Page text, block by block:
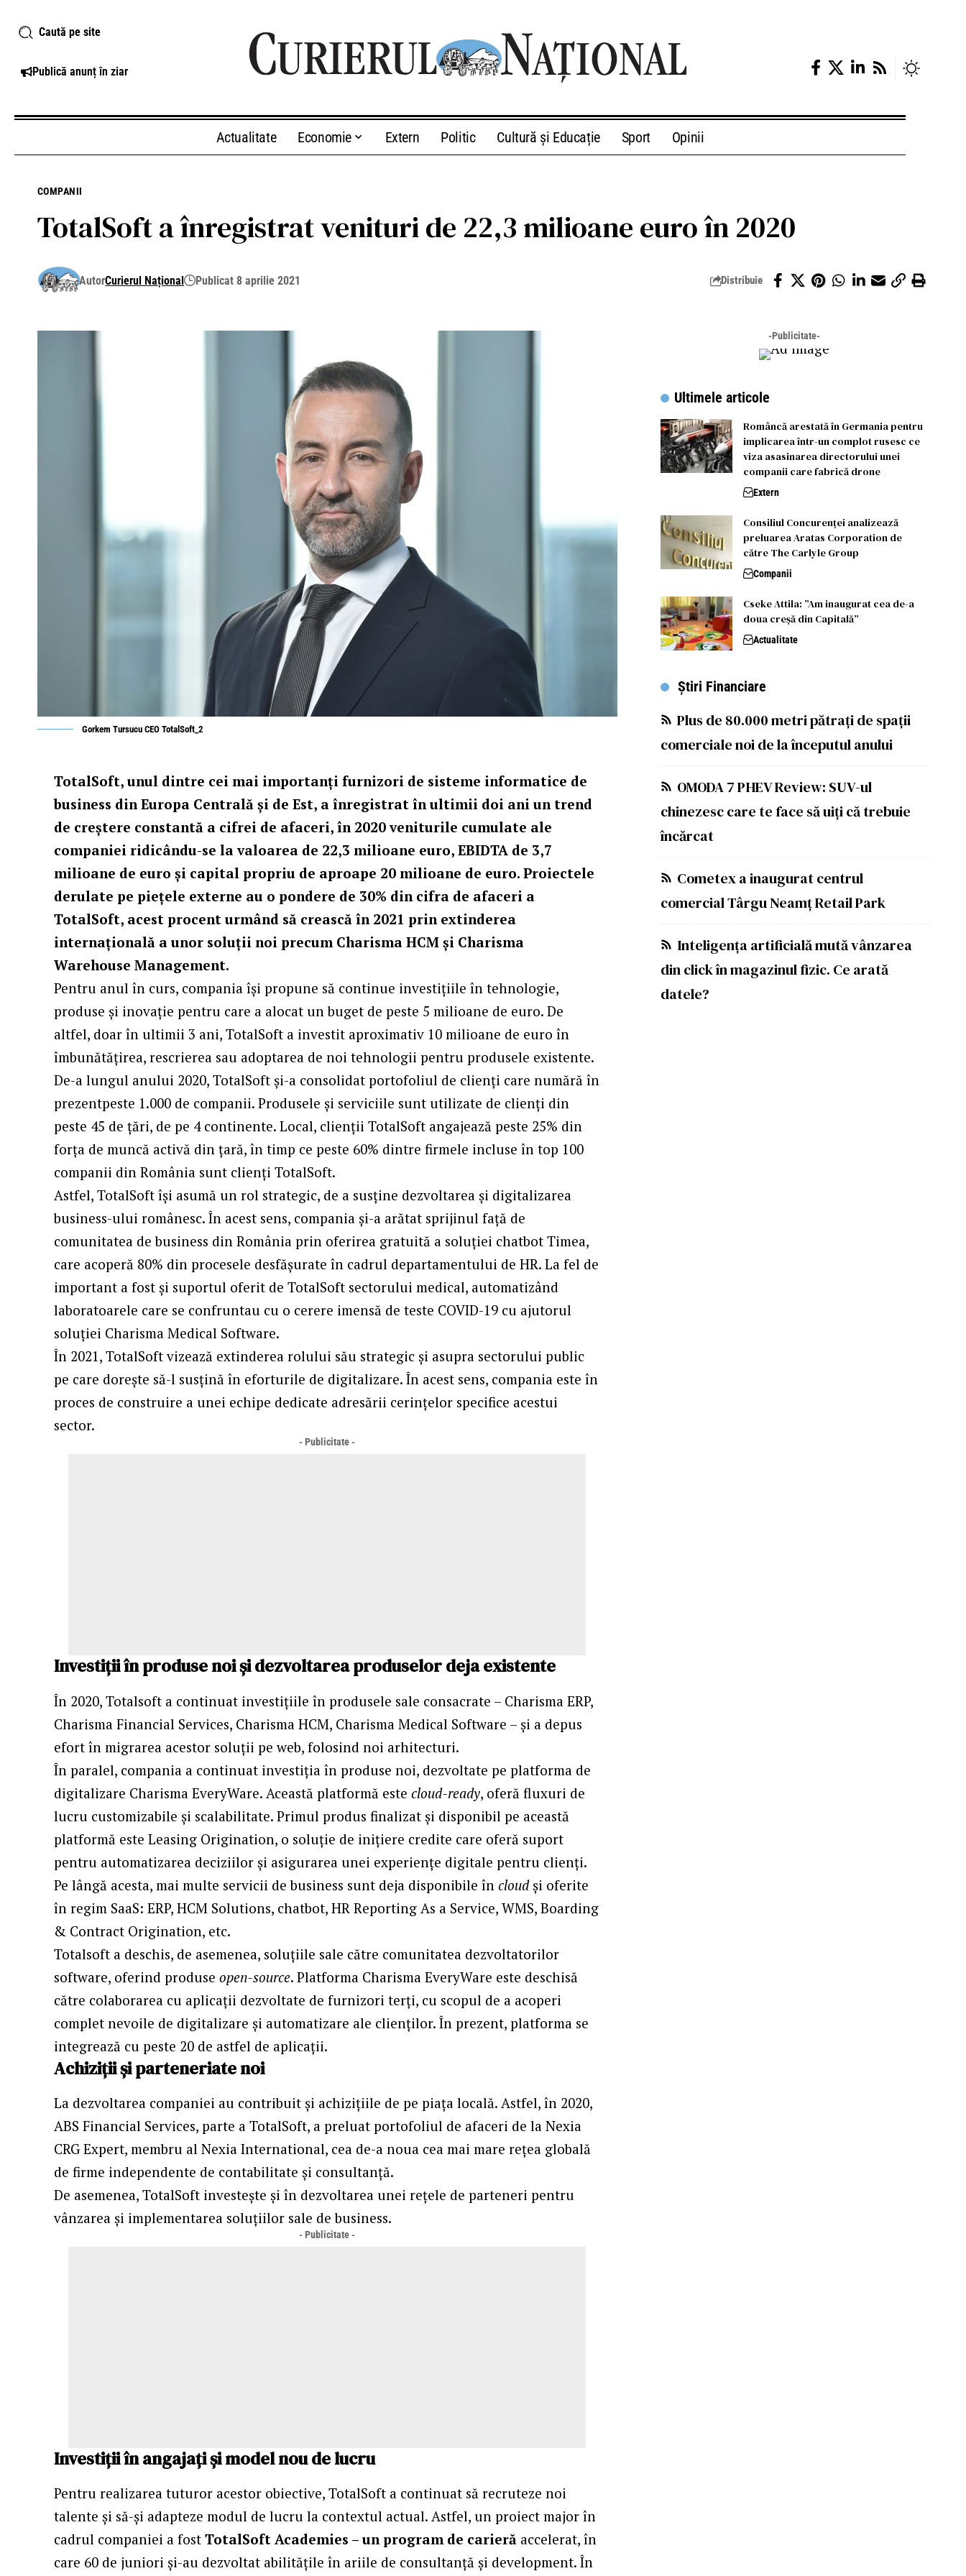
Caută pe site
Publică anunț în ziar
Actualitate Economie Extern Politic Cultură și Educație Sport Opinii
COMPANII
TotalSoft a înregistrat venituri de 22,3 milioane euro în 2020
AutorCurierul Național Publicat 8 aprilie 2021 Distribuie
Gorkem Tursucu CEO TotalSoft_2
TotalSoft, unul dintre cei mai importanți furnizori de sisteme informatice de
business din Europa Centrală și de Est, a înregistrat în ultimii doi ani un trend
de creștere constantă a cifrei de afaceri, în 2020 veniturile cumulate ale
companiei ridicându-se la valoarea de 22,3 milioane euro, EBIDTA de 3,7
milioane de euro și capital propriu de aproape 20 milioane de euro. Proiectele
derulate pe piețele externe au o pondere de 30% din cifra de afaceri a
TotalSoft, acest procent urmând să crească în 2021 prin extinderea
internațională a unor soluții noi precum Charisma HCM și Charisma
Warehouse Management.
Pentru anul în curs, compania își propune să continue investițiile în tehnologie,
produse și inovație pentru care a alocat un buget de peste 5 milioane de euro. De
altfel, doar în ultimii 3 ani, TotalSoft a investit aproximativ 10 milioane de euro în
îmbunătățirea, rescrierea sau adoptarea de noi tehnologii pentru produsele existente.
De-a lungul anului 2020, TotalSoft și-a consolidat portofoliul de clienți care numără în
prezentpeste 1.000 de companii. Produsele și serviciile sunt utilizate de clienți din
peste 45 de țări, de pe 4 continente. Local, clienții TotalSoft angajează peste 25% din
forța de muncă activă din țară, în timp ce peste 60% dintre firmele incluse în top 100
companii din România sunt clienți TotalSoft.
Astfel, TotalSoft își asumă un rol strategic, de a susține dezvoltarea și digitalizarea
business-ului românesc. În acest sens, compania și-a arătat sprijinul față de
comunitatea de business din România prin oferirea gratuită a soluției chatbot Timea,
care acoperă 80% din procesele desfășurate în cadrul departamentului de HR. La fel de
important a fost și suportul oferit de TotalSoft sectorului medical, automatizând
laboratoarele care se confruntau cu o cerere imensă de teste COVID-19 cu ajutorul
soluției Charisma Medical Software.
În 2021, TotalSoft vizează extinderea rolului său strategic și asupra sectorului public
pe care dorește să-l susțină în eforturile de digitalizare. În acest sens, compania este în
proces de construire a unei echipe dedicate adresării cerințelor specifice acestui
sector.
- Publicitate -
Investiții în produse noi și dezvoltarea produselor deja existente
În 2020, Totalsoft a continuat investițiile în produsele sale consacrate – Charisma ERP,
Charisma Financial Services, Charisma HCM, Charisma Medical Software – și a depus
efort în migrarea acestor soluții pe web, folosind noi arhitecturi.
În paralel, compania a continuat investiția în produse noi, dezvoltate pe platforma de
digitalizare Charisma EveryWare. Această platformă estecloud-ready, oferă fluxuri de
lucru customizabile și scalabilitate. Primul produs finalizat și disponibil pe această
platformă este Leasing Origination, o soluție de inițiere credite care oferă suport
pentru automatizarea deciziilor și asigurarea unei experiențe digitale pentru clienți.
Pe lângă acesta, mai multe servicii de business sunt deja disponibile încloudși oferite
în regim SaaS: ERP, HCM Solutions, chatbot, HR Reporting As a Service, WMS, Boarding
& Contract Origination, etc.
Totalsoft a deschis, de asemenea, soluțiile sale către comunitatea dezvoltatorilor
software, oferind produseopen-source. Platforma Charisma EveryWare este deschisă
către colaborarea cu aplicații dezvoltate de furnizori terți, cu scopul de a acoperi
complet nevoile de digitalizare și automatizare ale clienților. În prezent, platforma se
integrează cu peste 20 de astfel de aplicații.
Achiziții și parteneriate noi
La dezvoltarea companiei au contribuit și achizițiile de pe piața locală. Astfel, în 2020,
ABS Financial Services, parte a TotalSoft, a preluat portofoliul de afaceri de la Nexia
CRG Expert, membru al Nexia International, cea de-a noua cea mai mare rețea globală
de firme independente de contabilitate și consultanță.
De asemenea, TotalSoft investește și în dezvoltarea unei rețele de parteneri pentru
vânzarea și implementarea soluțiilor sale de business.
- Publicitate -
Investiții în angajați și model nou de lucru
Pentru realizarea tuturor acestor obiective, TotalSoft a continuat să recruteze noi
talente și să-și adapteze modul de lucru la contextul actual. Astfel, un proiect major în
cadrul companiei a fostTotalSoft Academies – un program de carieră accelerat, în
care 60 de juniori și-au dezvoltat abilitățile în ariile de consultanță și development. În
-Publicitate-
Ultimele articole
Româncă arestată în Germania pentru
implicarea într-un complot rusesc ce
viza asasinarea directorului unei
companii care fabrică drone
Extern
Consiliul Concurenței analizează
preluarea Aratas Corporation de
către The Carlyle Group
Companii
Cseke Attila: ”Am inaugurat cea de-a
doua creșă din Capitală”
Actualitate
Știri Financiare
Plus de 80.000 metri pătrați de spații
comerciale noi de la începutul anului
OMODA 7 PHEV Review: SUV-ul
chinezesc care te face să uiți că trebuie
încărcat
Cometex a inaugurat centrul
comercial Târgu Neamț Retail Park
Inteligența artificială mută vânzarea
din click în magazinul fizic. Ce arată
datele?